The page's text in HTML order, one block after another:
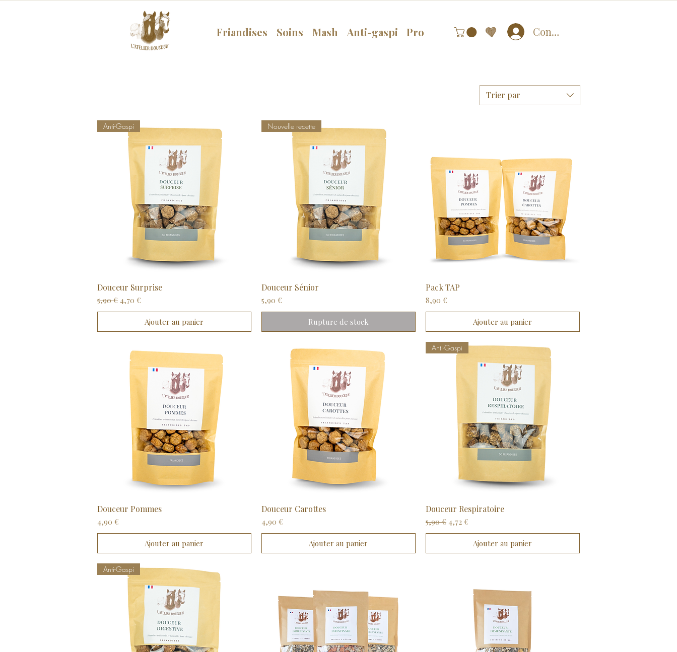
Friandises Soins Mash Anti-gaspi Pro Connexion
Trier par
Aperçu rapide
Anti-Gaspi
Douceur Surprise
Prix original
5,90 € Prix promotionnel
4,70 €
Ajouter au panier
Aperçu rapide
Nouvelle recette
Douceur Sénior
Prix
5,90 €
Rupture de stock
Pack TAP
Prix
8,90 €
Ajouter au panier
Aperçu rapide
Douceur Pommes
Prix
4,90 €
Ajouter au panier
Aperçu rapide
Douceur Carottes
Prix
4,90 €
Ajouter au panier
Aperçu rapide
Anti-Gaspi
Douceur Respiratoire
Prix original
5,90 € Prix promotionnel
4,72 €
Ajouter au panier
Anti-Gaspi